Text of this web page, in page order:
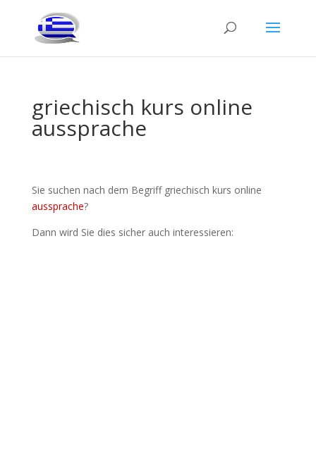
griechisch kurs online
aussprache
Sie suchen nach dem Begriff griechisch kurs online
aussprache?
Dann wird Sie dies sicher auch interessieren: